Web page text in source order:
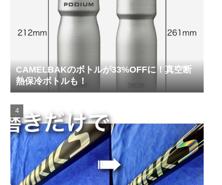
CAMELBAKのボトルが33%OFFに！真空断
熱保冷ボトルも！